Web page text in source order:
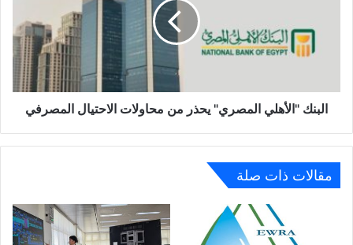
محاولات
الاحتيال
البنك "الأهلي المصري" يحذر من محاولات الاحتيال المصرفي
مقالات ذات صلة